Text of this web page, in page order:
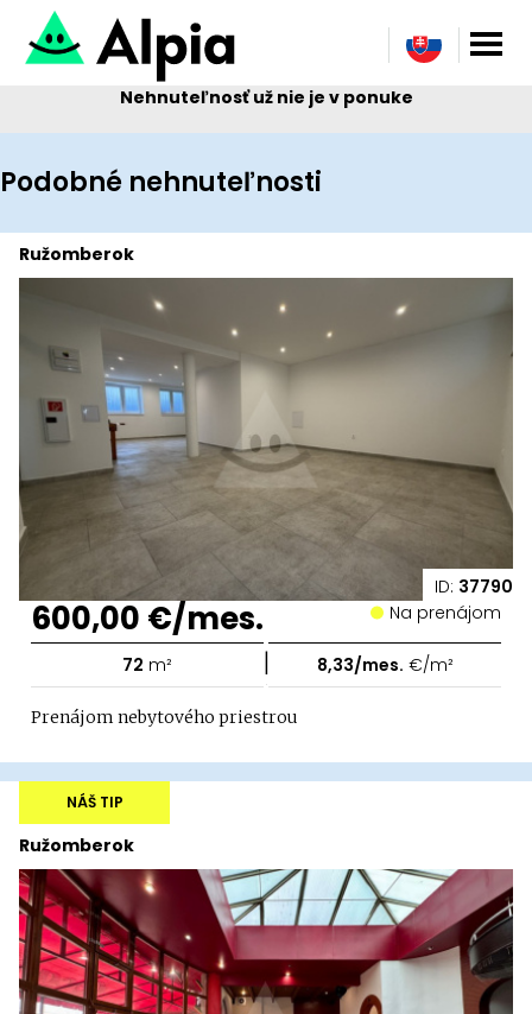
Nehnuteľnosť už nie je v ponuke
Podobné nehnuteľnosti
ID: 37790
Ružomberok
600,00 €/mes. Na prenájom
72 m² | 8,33/mes. €/m²
Prenájom nebytového priestrou
Ružomberok
NÁŠ TIP